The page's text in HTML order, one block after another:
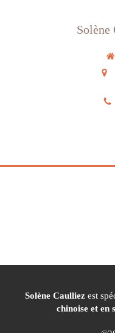
Solène
Solène Caulliez est
chinoise et en